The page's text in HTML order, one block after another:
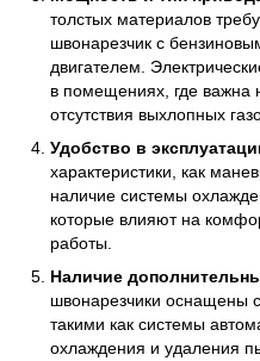
толстых материалов
швонарезчик с
двигателем.
в помещениях, где важна
отсутствия выхлопных
Удобство в
характеристики, как
наличие системы
которые влияют на
работы.
Наличие
швонарезчики оснащены
такими как системы
охлаждения и удаления